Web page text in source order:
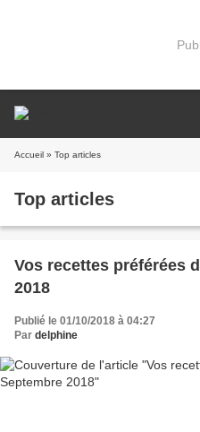
Accueil » Top articles
Top articles
Vos recettes préférées
2018
Publié le 01/10/2018 à 04:27
Par delphine